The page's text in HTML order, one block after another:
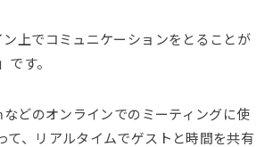
上でコミュニケーションをとることが
」です。
どのオンラインでのミーティングに使
て、リアルタイムでゲストと時間を共有